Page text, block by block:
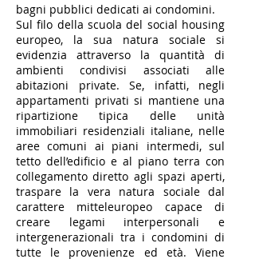
bagni pubblici dedicati ai condomini.
Sul filo della scuola del social housing
europeo, la sua natura sociale si
evidenzia attraverso la quantità di
ambienti condivisi associati alle
abitazioni private. Se, infatti, negli
appartamenti privati si mantiene una
ripartizione tipica delle unità
immobiliari residenziali italiane, nelle
aree comuni ai piani intermedi, sul
tetto dell’edificio e al piano terra con
collegamento diretto agli spazi aperti,
traspare la vera natura sociale dal
carattere mitteleuropeo capace di
creare legami interpersonali e
intergenerazionali tra i condomini di
tutte le provenienze ed età. Viene